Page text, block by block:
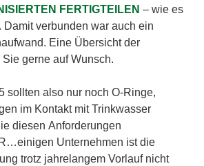
FERTIGTEILEN – wie es
Damit verbunden war auch ein
Eine Übersicht der
gerne auf Wunsch.
sollten also nur noch O-Ringe,
im Kontakt mit Trinkwasser
diesen Anforderungen
Unternehmen ist die
trotz jahrelangem Vorlauf nicht